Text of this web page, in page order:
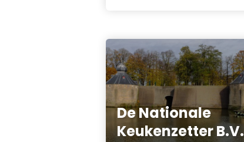
De Nationale
Keukenzetter B.V.